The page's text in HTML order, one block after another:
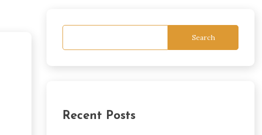
Search
Recent Posts